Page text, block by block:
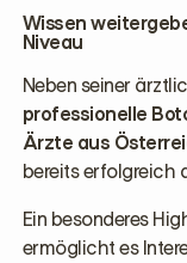
Wissen
Niveau
Neben seiner
professionelle
Ärzte aus
bereits erfolgreich
Ein besonderes
ermöglicht es